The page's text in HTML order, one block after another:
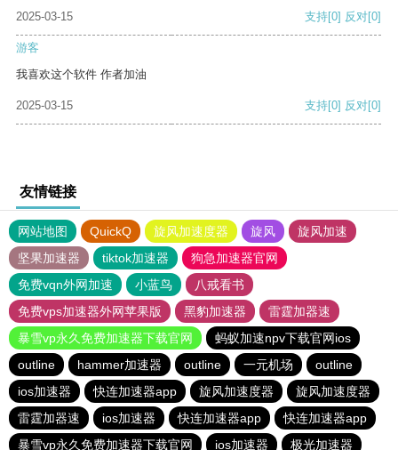
2025-03-15
支持[0] 反对[0]
游客
我喜欢这个软件 作者加油
2025-03-15 支持[0] 反对[0]
友情链接
网站地图 QuickQ 旋风加速度器 旋风
旋风加速
坚果加速器
tiktok加速器
狗急加速器官网
免费vqn外网加速
小蓝鸟
八戒看书
免费vps加速器外网苹果版
黑豹加速器
雷霆加器速
暴雪vp永久免费加速器下载官网
蚂蚁加速npv下载官网ios
outline
hammer加速器 outline 一元机场
outline
ios加速器
快连加速器app 旋风加速度器
旋风加速度器
雷霆加器速
ios加速器 快连加速器app
快连加速器app
暴雪vp永久免费加速器下载官网
ios加速器 极光加速器